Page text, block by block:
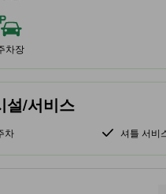
차장
설/서비스
차 셔틀 서비